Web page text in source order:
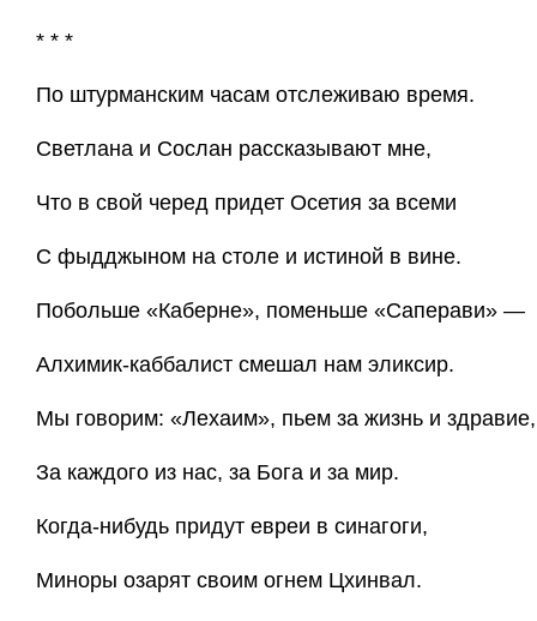
* * *
По штурманским часам отслеживаю время.
Светлана и Сослан рассказывают мне,
Что в свой черед придет Осетия за всеми
С фыдджыном на столе и истиной в вине.
Побольше «Каберне», поменьше «Саперави» —
Алхимик-каббалист смешал нам эликсир.
Мы говорим: «Лехаим», пьем за жизнь и здравие,
За каждого из нас, за Бога и за мир.
Когда-нибудь придут евреи в синагоги,
Миноры озарят своим огнем Цхинвал.